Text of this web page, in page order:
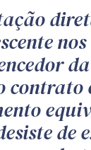
A Zênite
Como publicar
Site da Zênite
Contato
Termos de uso
Política de
contrato
de